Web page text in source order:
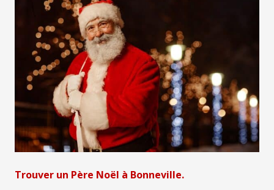
Trouver un Père Noël à Bonneville.